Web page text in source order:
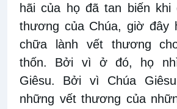
hãi của họ đã tan biến khi
thương của Chúa, giờ đây
chữa lành vết thương
thốn. Bởi vì ở đó, họ
Giêsu. Bởi vì Chúa
những vết thương của